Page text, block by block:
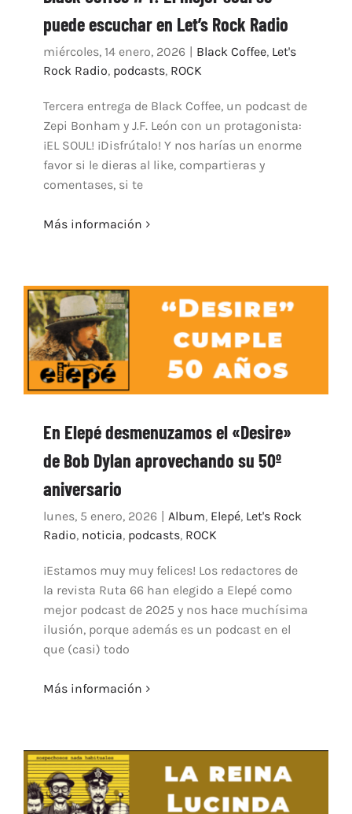
ARTÍCULOS
QUÉ HACEMOS
MECENAZGO
CONTRATACIÓN
CONTACTO
puede escuchar en Let’s Rock Radio
miércoles, 14 enero, 2026 Black Coffee, Let's
Rock Radio, podcasts, ROCK
Tercera entrega de Black Coffee, un podcast de
Zepi Bonham y J.F. León con un protagonista:
¡EL SOUL! ¡Disfrútalo! Y nos harías un enorme
favor si le dieras al like, compartieras y
comentases, si te
Más información
En Elepé desmenuzamos el «Desire»
de Bob Dylan aprovechando su 50º
aniversario
lunes, 5 enero, 2026 Album, Elepé, Let's Rock
Radio, noticia, podcasts, ROCK
¡Estamos muy muy felices! Los redactores de
la revista Ruta 66 han elegido a Elepé como
mejor podcast de 2025 y nos hace muchísima
ilusión, porque además es un podcast en el
que (casi) todo
Más información